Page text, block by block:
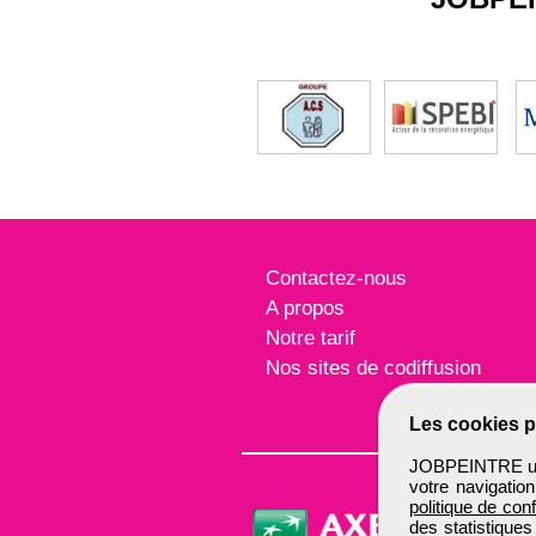
Les cookies
JOBPEINTRE
votre
politique de
des
Contactez-nous
A propos
Notre tarif
Nos sites de codiffusion